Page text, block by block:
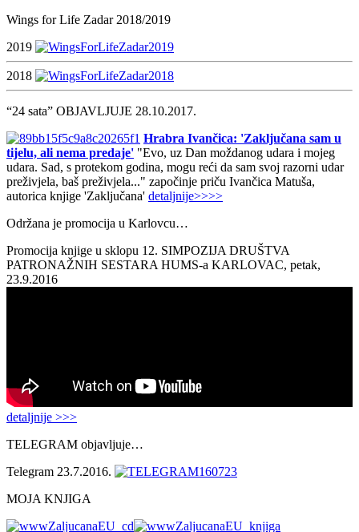
Wings for Life Zadar 2018/2019
2019
2018
“24 sata” OBJAVLJUJE 28.10.2017.
Hrabra Ivančica: 'Zaključana sam u
tijelu, ali nema predaje' "Evo, uz Dan moždanog udara i mojeg
udara. Sad, s protekom godina, mogu reći da sam svoj razorni udar
preživjela, baš preživjela..." započinje priču Ivančica Matuša,
autorica knjige 'Zaključana' detaljnije>>>>
Održana je promocija u Karlovcu…
Promocija knjige u sklopu 12. SIMPOZIJA DRUŠTVA
PATRONAŽNIH SESTARA HUMS-a KARLOVAC, petak,
23.9.2016
detaljnije >>>
TELEGRAM objavljuje…
Telegram 23.7.2016.
MOJA KNJIGA